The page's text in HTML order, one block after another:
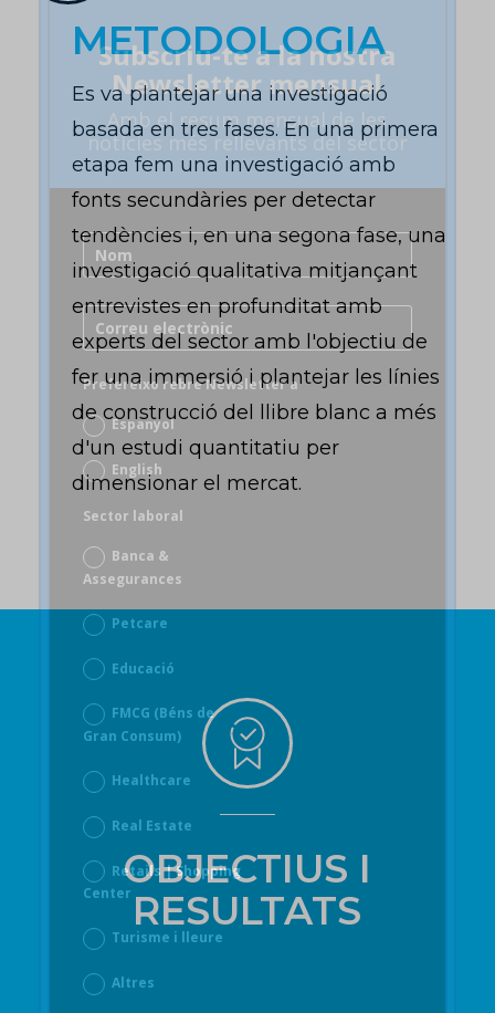
METODOLOGIA
Es va plantejar una investigació
basada en tres fases. En una primera
etapa fem una investigació amb
fonts secundàries per detectar
tendències i, en una segona fase, una
investigació qualitativa mitjançant
entrevistes en profunditat amb
experts del sector amb l'objectiu de
fer una immersió i plantejar les línies
de construcció del llibre blanc a més
d'un estudi quantitatiu per
dimensionar el mercat.
OBJECTIUS I
RESULTATS
Subscriu-te a la nostra
Newsletter mensual
Amb el resum mensualde les
notícies més rellevants del sector
Prefereixo rebre Newsletter a
Espanyol
English
Sector laboral
Banca &
Assegurances
Petcare
Educació
FMCG (Béns de
Gran Consum)
Healthcare
Real Estate
Retails | Shopping
Center
Turisme i lleure
Altres